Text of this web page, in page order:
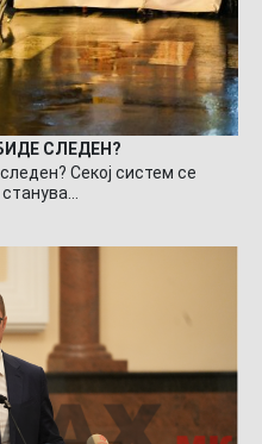
СЛЕДЕН?
Секој систем се